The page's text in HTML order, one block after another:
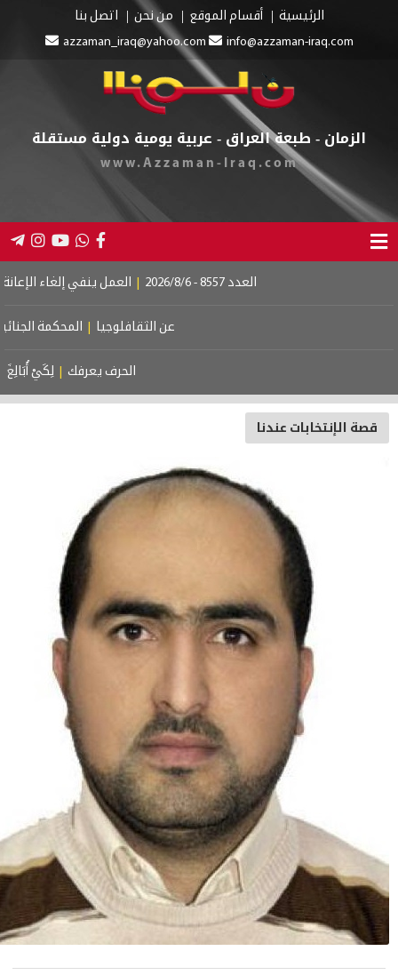
الرئيسية أقسام الموقع من نحن
اتصل بنا
azzaman_iraq@yahoo.com
info@azzaman-iraq.com
الزمان - طبعة العراق - عربية يومية دولية مستقلة
www.Azzaman-Iraq.com
| العمل ينفي إلغاء الإعانة عن
عن الثقافلوجيا | المحكمة الجنائية
الحرف يعرفك لِكَيْ أُبَالِغَ فِي حُبِّكِ
الإنتخابات عندنا